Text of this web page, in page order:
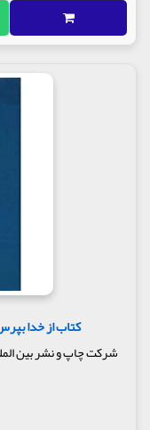
کتاب از خدا
شرکت چاپ و نشر بین